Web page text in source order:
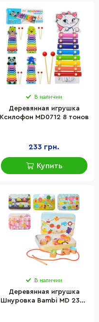
В наличии
Деревянная игрушка
Ксилофон MD0712 8 тонов
233 грн.
Купить
В наличии
Деревянная игрушка
Шнуровка Bambi MD 2334